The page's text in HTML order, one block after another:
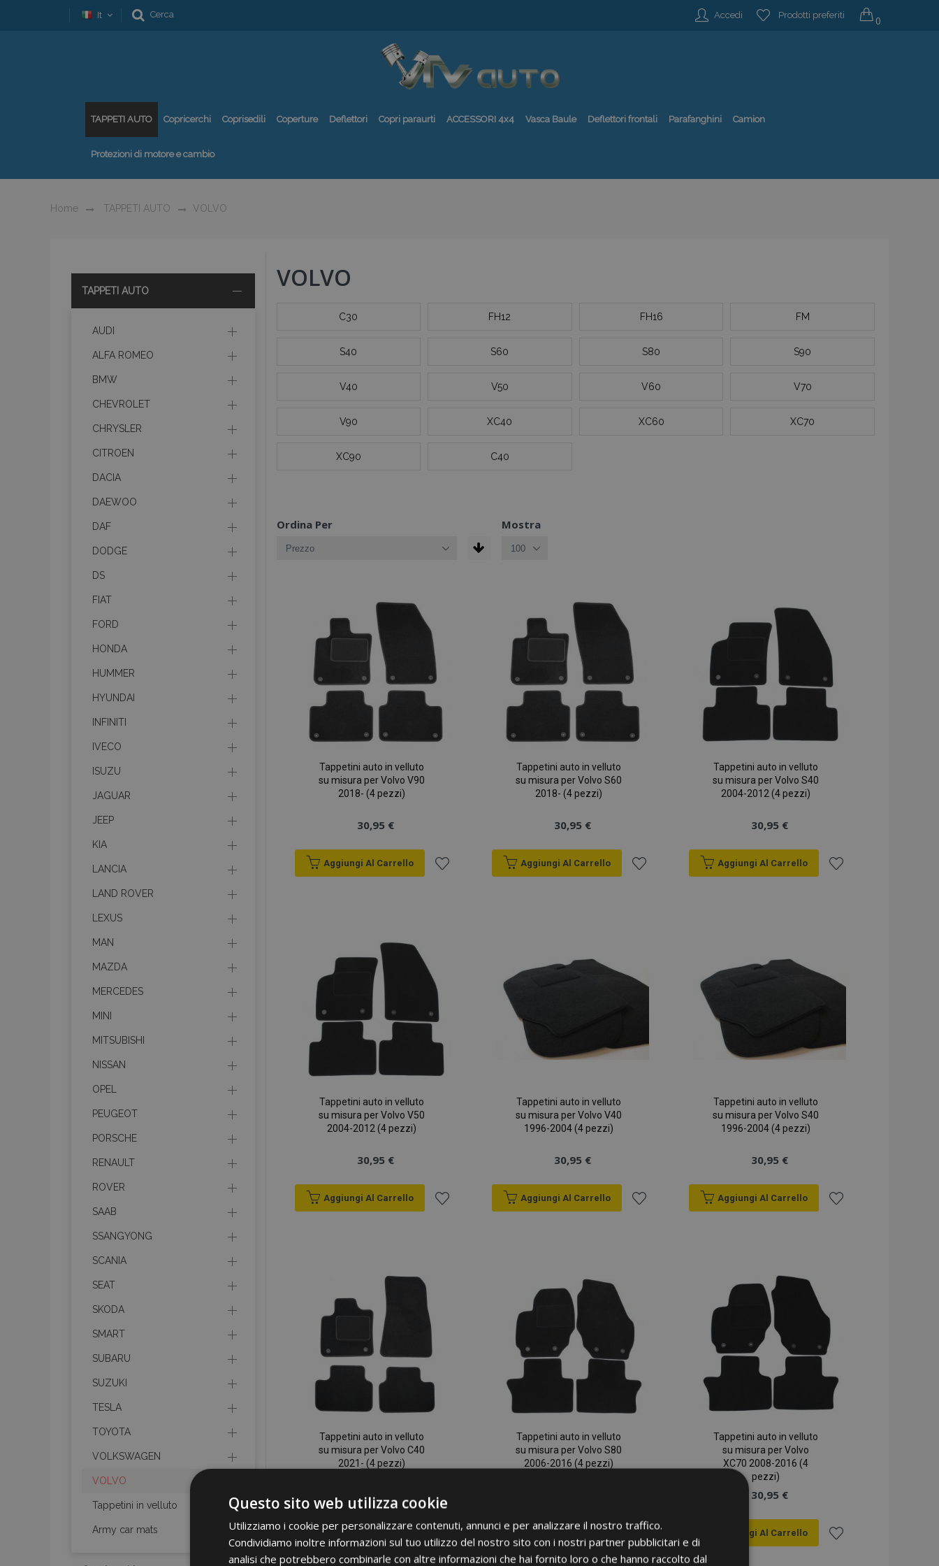
It Cerca Accedi Prodotti preferiti 0
TAPPETI AUTO Copricerchi Coprisedili Coperture Deflettori Copri paraurti ACCESSORI 4x4 Vasca Baule Deflettori frontali Parafanghini Camion
Protezioni di motore e cambio
Home TAPPETI AUTO VOLVO
VOLVO
C30 FH12 FH16 FM
S40 S60 S80 S90
V40 V50 V60 V70
V90 XC40 XC60 XC70
XC90 C40
Ordina Per Mostra
Tappetini auto in velluto
su misura per Volvo V90
2018- (4 pezzi)
30,95 €
Aggiungi Al Carrello
desideri
Tappetini auto in velluto
su misura per Volvo S60
2018- (4 pezzi)
30,95 €
Aggiungi Al Carrello
desideri
Tappetini auto in velluto
su misura per Volvo S40
2004-2012 (4 pezzi)
30,95 €
Aggiungi Al Carrello
desideri
Tappetini auto in velluto
su misura per Volvo V50
2004-2012 (4 pezzi)
30,95 €
Aggiungi Al Carrello
Tappetini auto in velluto
su misura per Volvo V40
1996-2004 (4 pezzi)
30,95 €
Aggiungi Al Carrello
Tappetini auto in velluto
su misura per Volvo S40
1996-2004 (4 pezzi)
30,95 €
Aggiungi Al Carrello
Tappetini auto in velluto
su misura per Volvo C40
2021- (4 pezzi)
30,95 €
Aggiungi Al Carrello
Aggiungi
Tappetini auto in velluto
su misura per Volvo S80
2006-2016 (4 pezzi)
Aggiungi Al Carrello
Aggiungi
Tappetini auto in velluto
su misura per Volvo
XC70 2008-2016 (4
pezzi)
30,95 €
Aggiungi Al Carrello
TAPPETI AUTO
AUDI
ALFA ROMEO
BMW
CHEVROLET
CHRYSLER
CITROEN
DACIA
DAEWOO
DAF
DODGE
DS
FIAT
FORD
HONDA
HUMMER
HYUNDAI
INFINITI
IVECO
ISUZU
JAGUAR
JEEP
KIA
LANCIA
LAND ROVER
LEXUS
MAN
MAZDA
MERCEDES
MINI
MITSUBISHI
NISSAN
OPEL
PEUGEOT
PORSCHE
RENAULT
ROVER
SAAB
SSANGYONG
SCANIA
SEAT
SKODA
SMART
SUBARU
SUZUKI
TESLA
TOYOTA
VOLKSWAGEN
VOLVO
Tappetini in velluto
Army car mats
Questo sito web utilizza cookie
Utilizziamo i cookie per personalizzare contenuti, annunci e per analizzare il nostro traffico.
Condividiamo inoltre informazioni sul tuo utilizzo del nostro sito con i nostri partner pubblicitari e di
analisi che potrebbero combinarle con altre informazioni che hai fornito loro o che hanno raccolto dal